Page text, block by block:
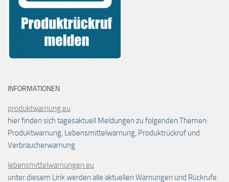
INFORMATIONEN
produktwarnung.eu
hier finden sich tagesaktuell Meldungen zu folgenden Themen:
Produktwarnung, Lebensmittelwarnung, Produktrückruf und
Verbraucherwarnung
lebensmittelwarnungen.eu
unter diesem Link werden alle aktuellen Warnungen und Rückrufe